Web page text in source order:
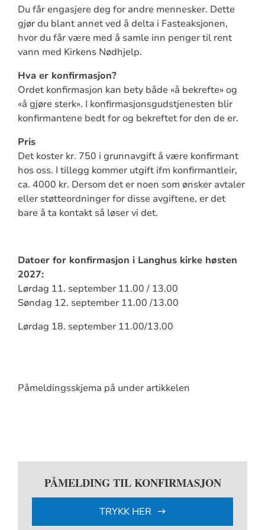
Du får engasjere deg for andre mennesker. Dette
gjør du blant annet ved å delta i Fasteaksjonen,
hvor du får være med å samle inn penger til rent
vann med Kirkens Nødhjelp.
Hva er konfirmasjon?
Ordet konfirmasjon kan bety både «å bekrefte» og
«å gjøre sterk». I konfirmasjonsgudstjenesten blir
konfirmantene bedt for og bekreftet for den de er.
Pris
Det koster kr. 750 i grunnavgift å være konfirmant
hos oss. I tillegg kommer utgift ifm konfirmantleir,
ca. 4000 kr. Dersom det er noen som ønsker avtaler
eller støtteordninger for disse avgiftene, er det
bare å ta kontakt så løser vi det.
Datoer for konfirmasjon i Langhus kirke høsten
2027:
Lørdag 11. september 11.00 / 13.00
Søndag 12. september 11.00 /13.00
Lørdag 18. september 11.00/13.00
Påmeldingsskjema på under artikkelen
PÅMELDING TIL KONFIRMASJON
TRYKK HER